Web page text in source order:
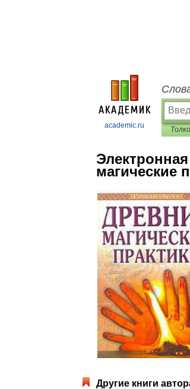
academic.ru
Электронная
магические
Другие книги